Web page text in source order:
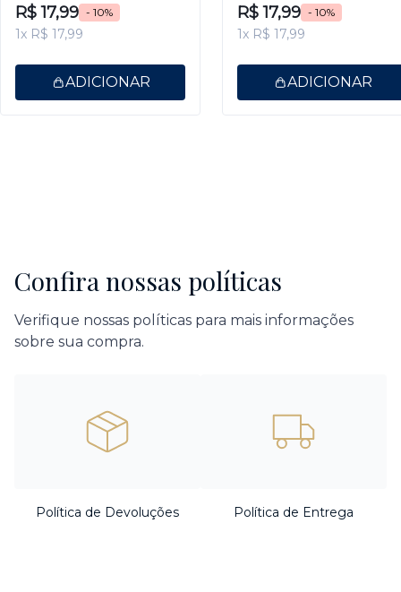
R$ 17,99 - 10%
1x R$ 17,99
ADICIONAR
R$ 17,99 - 10%
1x R$ 17,99
ADICIONAR
Confira nossas políticas
Verifique nossas políticas para mais informações
sobre sua compra.
Política de Devoluções Política de Entrega